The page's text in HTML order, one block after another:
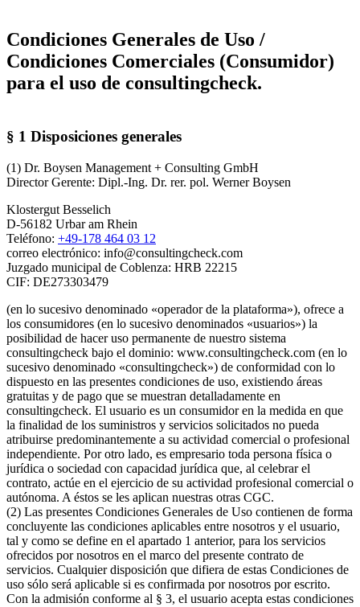
Condiciones Generales de Uso /
Condiciones Comerciales (Consumidor)
para el uso de consultingcheck.
§ 1 Disposiciones generales
(1) Dr. Boysen Management + Consulting GmbH
Director Gerente: Dipl.-Ing. Dr. rer. pol. Werner Boysen
Klostergut Besselich
D-56182 Urbar am Rhein
Teléfono: +49-178 464 03 12
correo electrónico: info@consultingcheck.com
Juzgado municipal de Coblenza: HRB 22215
CIF: DE273303479
(en lo sucesivo denominado «operador de la plataforma»), ofrece a
los consumidores (en lo sucesivo denominados «usuarios») la
posibilidad de hacer uso permanente de nuestro sistema
consultingcheck bajo el dominio: www.consultingcheck.com (en lo
sucesivo denominado «consultingcheck») de conformidad con lo
dispuesto en las presentes condiciones de uso, existiendo áreas
gratuitas y de pago que se muestran detalladamente en
consultingcheck. El usuario es un consumidor en la medida en que
la finalidad de los suministros y servicios solicitados no pueda
atribuirse predominantemente a su actividad comercial o profesional
independiente. Por otro lado, es empresario toda persona física o
jurídica o sociedad con capacidad jurídica que, al celebrar el
contrato, actúe en el ejercicio de su actividad profesional comercial o
autónoma. A éstos se les aplican nuestras otras CGC.
(2) Las presentes Condiciones Generales de Uso contienen de forma
concluyente las condiciones aplicables entre nosotros y el usuario,
tal y como se define en el apartado 1 anterior, para los servicios
ofrecidos por nosotros en el marco del presente contrato de
servicios. Cualquier disposición que difiera de estas Condiciones de
uso sólo será aplicable si es confirmada por nosotros por escrito.
Con la admisión conforme al § 3, el usuario acepta estas condiciones